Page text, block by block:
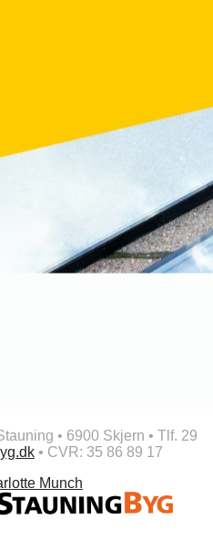
• 6900 Skjern • Tlf. 29
• CVR: 35 86 89 17
Munch